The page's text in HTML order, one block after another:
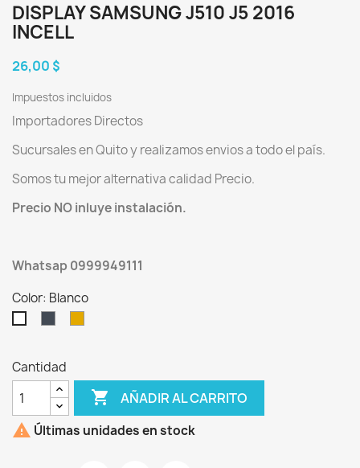
DISPLAY SAMSUNG J510 J5 2016
INCELL
26,00 $
Impuestos incluidos
Importadores Directos
Sucursales en Quito y realizamos envios a todo el país.
Somos tu mejor alternativa calidad Precio.
Precio NO inluye instalación.
Whatsap 0999949111
Color: Blanco
Cantidad
 AÑADIR AL CARRITO
 Últimas unidades en stock